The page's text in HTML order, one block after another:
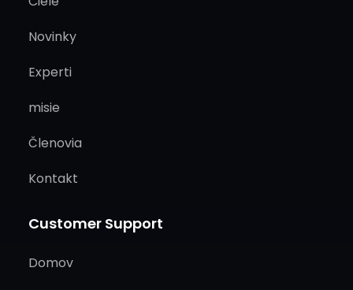
Novinky
Experti
misie
Členovia
Kontakt
Customer Support
Domov